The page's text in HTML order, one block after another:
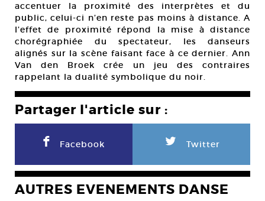
accentuer la proximité des interprètes et du
public, celui-ci n’en reste pas moins à distance. A
l’effet de proximité répond la mise à distance
chorégraphiée du spectateur, les danseurs
alignés sur la scène faisant face à ce dernier. Ann
Van den Broek crée un jeu des contraires
rappelant la dualité symbolique du noir.
Partager l'article sur :
F Facebook L Twitter
AUTRES EVENEMENTS DANSE